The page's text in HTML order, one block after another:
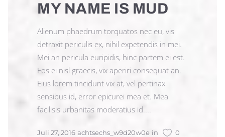
MY NAME IS MUD
Alienum phaedrum torquatos nec eu, vis
detraxit periculis ex, nihil expetendis in mei.
Mei an pericula euripidis, hinc partem ei est.
Eos ei nisl graecis, vix aperiri consequat an.
Eius lorem tincidunt vix at, vel pertinax
sensibus id, error epicurei mea et. Mea
facilisis urbanitas moderatius id....
Juli 27, 2016 achtsechs_w9d20w0e in
0